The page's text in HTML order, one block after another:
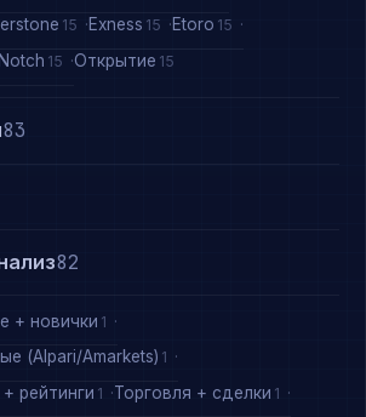
15 Exness 15 Etoro 15
15 Открытие 15
83
82
+ новички 1
(Alpari/Amarkets) 1
рейтинги 1 Торговля + сделки 1